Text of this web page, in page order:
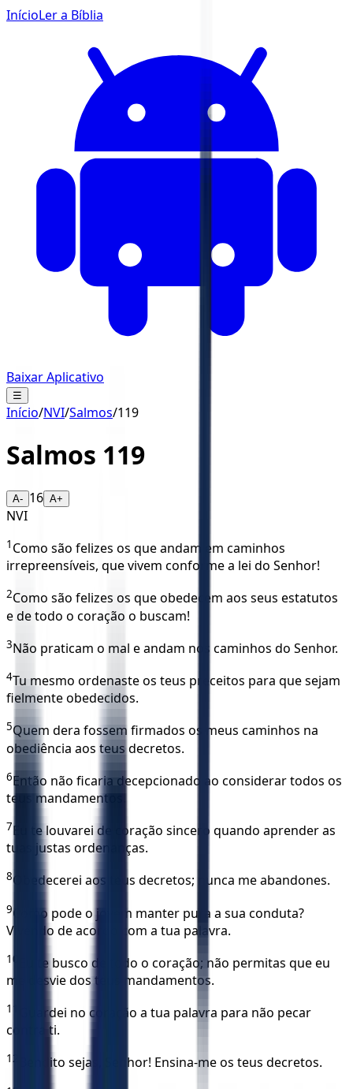
InícioLer a Bíblia
Baixar Aplicativo
☰
Início/NVI/Salmos/119
Salmos 119
A- 16 A+
NVI
1 Como são felizes os que andam em caminhos
irrepreensíveis, que vivem conforme a lei do Senhor!
2Como são felizes os que obedecem aos seus estatutos
e de todo o coração o buscam!
3Não praticam o mal e andam nos caminhos do Senhor.
4Tu mesmo ordenaste os teus preceitos para que sejam
fielmente obedecidos.
5Quem dera fossem firmados os meus caminhos na
obediência aos teus decretos.
6Então não ficaria decepcionado ao considerar todos os
teus mandamentos.
7Eu te louvarei de coração sincero quando aprender as
tuas justas ordenanças.
8Obedecerei aos teus decretos; nunca me abandones.
9Como pode o jovem manter pura a sua conduta?
Vivendo de acordo com a tua palavra.
10
Eu te busco de todo o coração; não permitas que eu
me desvie dos teus mandamentos.
11
Guardei no coração a tua palavra para não pecar
contra ti.
12 Bendito sejas, Senhor! Ensina-me os teus decretos.